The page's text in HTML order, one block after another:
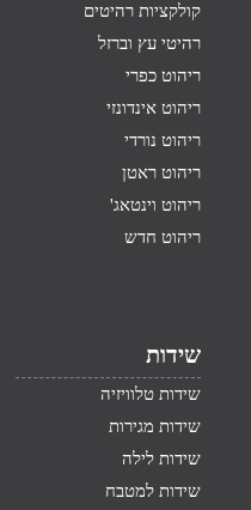
קולקציות רהיטים
רהיטי עץ וברזל
ריהוט כפרי
ריהוט אינדונזי
ריהוט נורדי
ריהוט ראטן
ריהוט וינטאג'
ריהוט חדש
שידות
שידות טלוויזיה
שידות מגירות
שידות לילה
שידות למטבח